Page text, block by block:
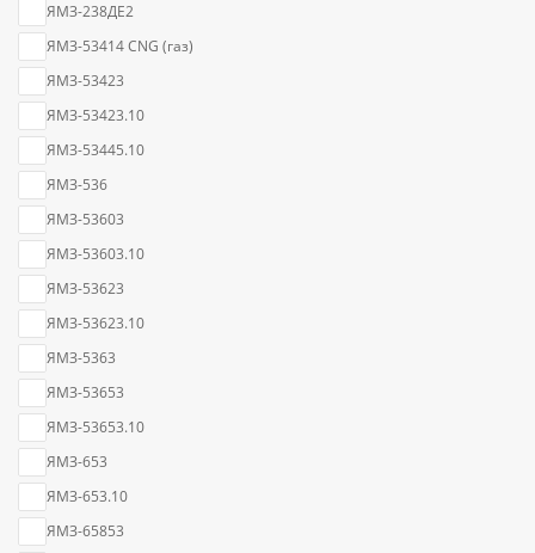
ЯМЗ-238ДЕ2
ЯМЗ-53414 CNG (газ)
ЯМЗ-53423
ЯМЗ-53423.10
ЯМЗ-53445.10
ЯМЗ-536
ЯМЗ-53603
ЯМЗ-53603.10
ЯМЗ-53623
ЯМЗ-53623.10
ЯМЗ-5363
ЯМЗ-53653
ЯМЗ-53653.10
ЯМЗ-653
ЯМЗ-653.10
ЯМЗ-65853